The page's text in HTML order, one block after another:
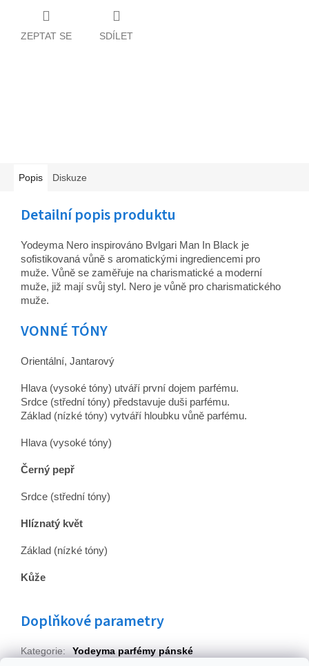
ZEPTAT SE SDÍLET
Popis Diskuze
Detailní popis produktu
Yodeyma Nero inspirováno Bvlgari Man In Black je
sofistikovaná vůně s aromatickými ingrediencemi pro
muže. Vůně se zaměřuje na charismatické a moderní
muže, již mají svůj styl. Nero je vůně pro charismatického
muže.
VONNÉ TÓNY
Orientální, Jantarový
Hlava (vysoké tóny) utváří první dojem parfému.
Srdce (střední tóny) představuje duši parfému.
Základ (nízké tóny) vytváří hloubku vůně parfému.
Hlava (vysoké tóny)
Černý pepř
Srdce (střední tóny)
Hlíznatý květ
Základ (nízké tóny)
Kůže
Doplňkové parametry
Kategorie:
Yodeyma parfémy pánské